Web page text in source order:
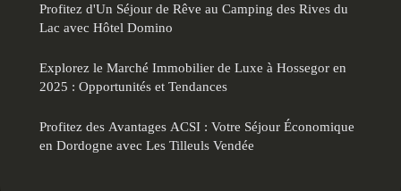
Profitez d'Un Séjour de Rêve au Camping des Rives du
Lac avec Hôtel Domino
Explorez le Marché Immobilier de Luxe à Hossegor en
2025 : Opportunités et Tendances
Profitez des Avantages ACSI : Votre Séjour Économique
en Dordogne avec Les Tilleuls Vendée